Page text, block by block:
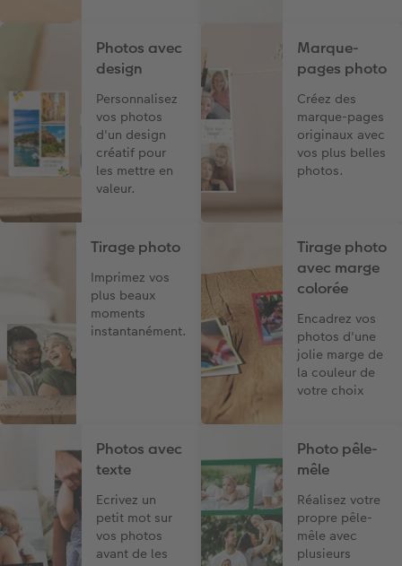
Photos avec
design
Personnalisez
vos photos
d'un design
créatif pour
les mettre en
valeur.
Marque-
pages photo
Créez des
marque-pages
originaux avec
vos plus belles
photos.
Tirage photo
Imprimez vos
plus beaux
moments
instantanément.
Tirage photo
avec marge
colorée
Encadrez vos
photos d'une
jolie marge de
la couleur de
votre choix
Photos avec
texte
Ecrivez un
petit mot sur
vos photos
avant de les
Photo pêle-
mêle
Réalisez votre
propre pêle-
mêle avec
plusieurs